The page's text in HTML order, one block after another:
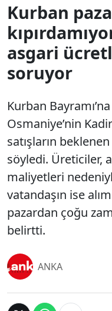
Kurban
asgari
soruyor
Kurban
Osmaniye’nin
satışların
söyledi. Üreticiler,
maliyetleri
vatandaşın ise
pazardan çoğu
belirtti.
ANKA